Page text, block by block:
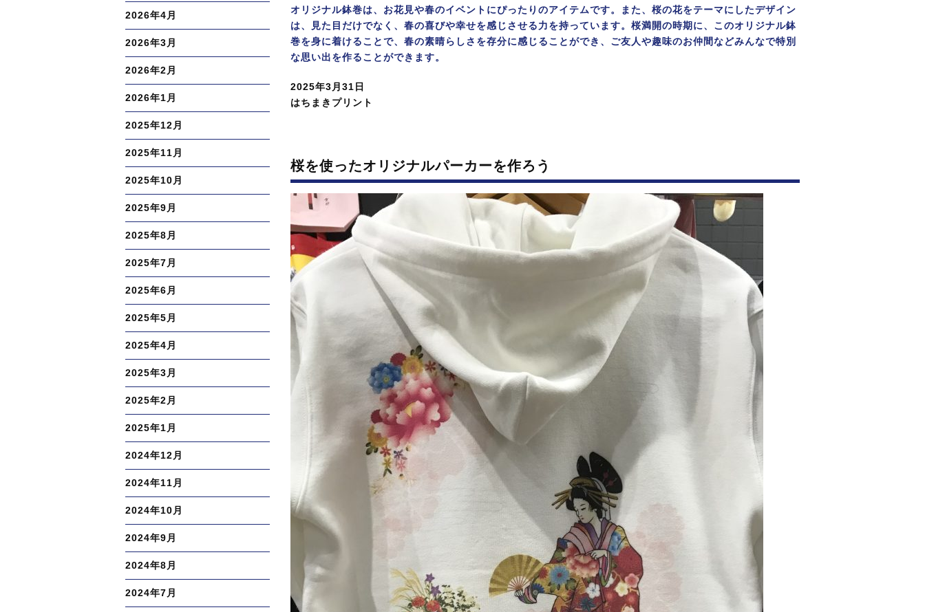
オリジナル鉢巻は、お花見や春のイベントにぴったりのアイテムです。また、桜の花をテーマにしたデザイン
は、見た目だけでなく、春の喜びや幸せを感じさせる力を持っています。桜満開の時期に、このオリジナル鉢
巻を身に着けることで、春の素晴らしさを存分に感じることができ、ご友人や趣味のお仲間などみんなで特別
な思い出を作ることができます。
投
稿
2025年3月31日
カ
ー
はちまきプリント
桜を使ったオリジナルパーカーを作ろう
2026年4月
2026年3月
2026年2月
2026年1月
2025年12月
2025年11月
2025年10月
2025年9月
2025年8月
2025年7月
2025年6月
2025年5月
2025年4月
2025年3月
2025年2月
2025年1月
2024年12月
2024年11月
2024年10月
2024年9月
2024年8月
2024年7月